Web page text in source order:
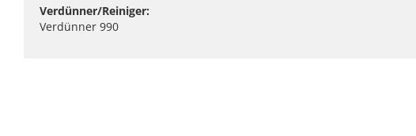
Verdünner/Reiniger:
Verdünner 990